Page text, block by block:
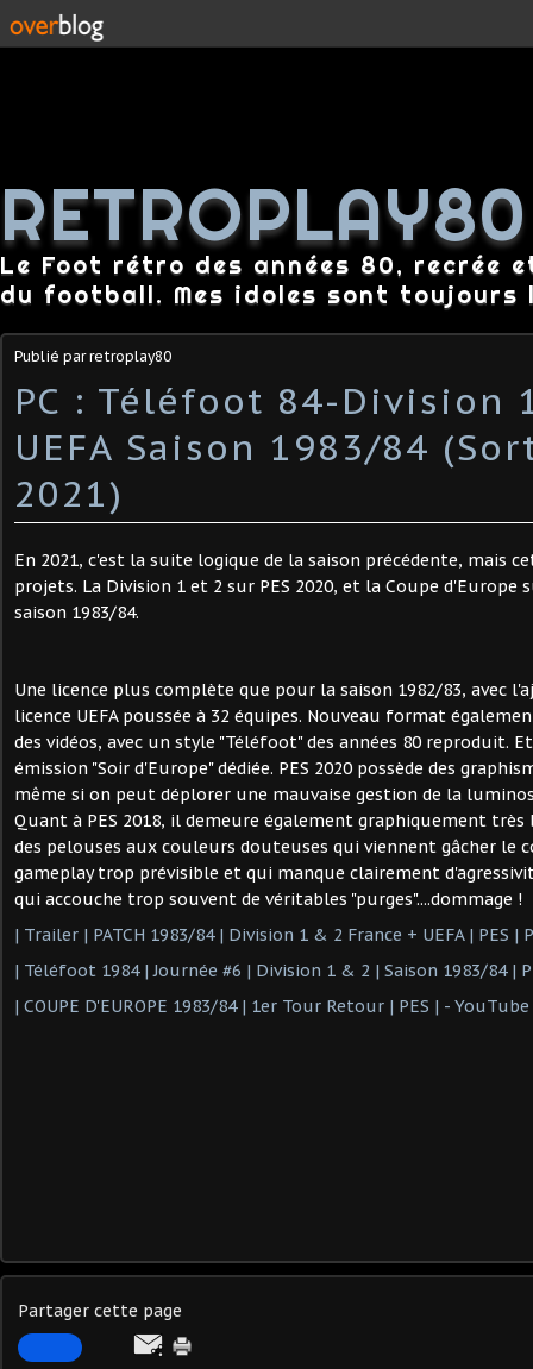
RETROPLAY80
Le Foot rétro des années 80, recrée
du football. Mes idoles sont toujours
Publié par retroplay80
PC : Téléfoot 84-Division
UEFA Saison 1983/84
2021)
En 2021, c'est la suite logique de la saison précédente, mais
projets. La Division 1 et 2 sur PES 2020, et la Coupe d'Europe
saison 1983/84.
Une licence plus complète que pour la saison 1982/83, avec
licence UEFA poussée à 32 équipes. Nouveau format
des vidéos, avec un style "Téléfoot" des années 80 reproduit.
émission "Soir d'Europe" dédiée. PES 2020 possède des
même si on peut déplorer une mauvaise gestion de la
Quant à PES 2018, il demeure également graphiquement très
des pelouses aux couleurs douteuses qui viennent gâcher le
gameplay trop prévisible et qui manque clairement
qui accouche trop souvent de véritables "purges"....dommage !
| Trailer | PATCH 1983/84 | Division 1 & 2 France + UEFA | PES |
| Téléfoot 1984 | Journée #6 | Division 1 & 2 | Saison 1983/84 |
| COUPE D'EUROPE 1983/84 | 1er Tour Retour | PES | - YouTube
Partager cette page